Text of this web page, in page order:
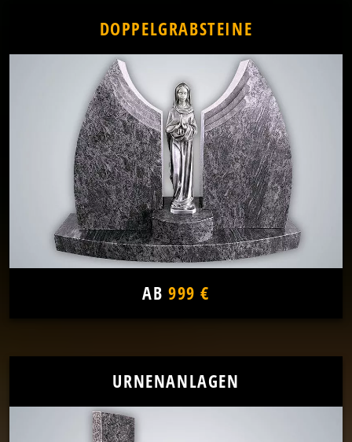
DOPPELGRABSTEINE
AB 999 €
URNENANLAGEN